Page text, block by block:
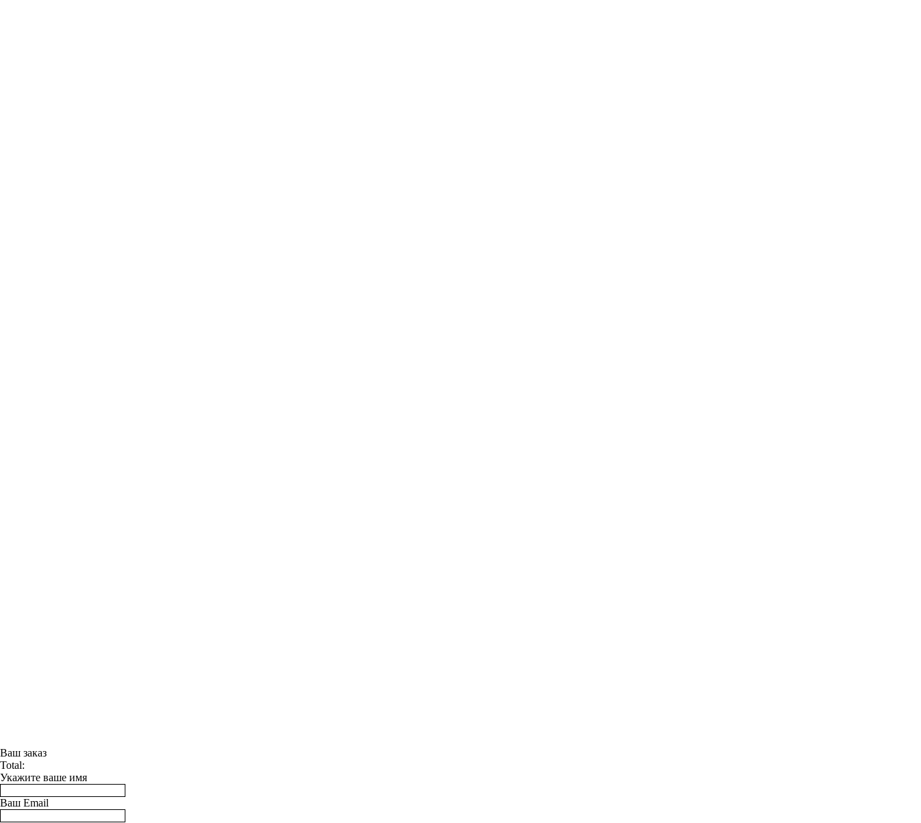
Ваш заказ
Total:
Укажите ваше имя
Ваш Email